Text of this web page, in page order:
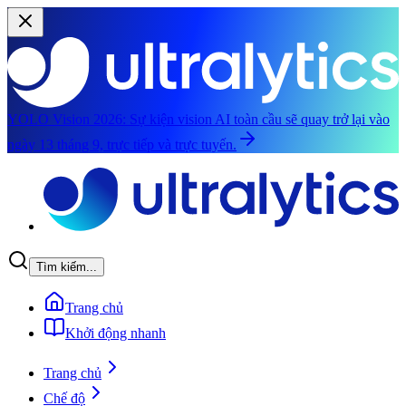
YOLO Vision 2026: Sự kiện vision AI toàn cầu sẽ quay trở lại vào
ngày 13 tháng 9, trực tiếp và trực tuyến.
Tìm kiếm...
Trang chủ
Khởi động nhanh
Trang chủ
Chế độ